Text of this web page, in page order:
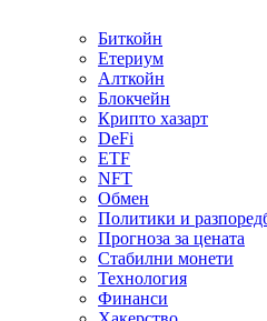
Биткойн
Етериум
Алткойн
Блокчейн
Крипто хазарт
DeFi
ETF
NFT
Обмен
Политики и
Прогноза за цената
Стабилни монети
Технология
Финанси